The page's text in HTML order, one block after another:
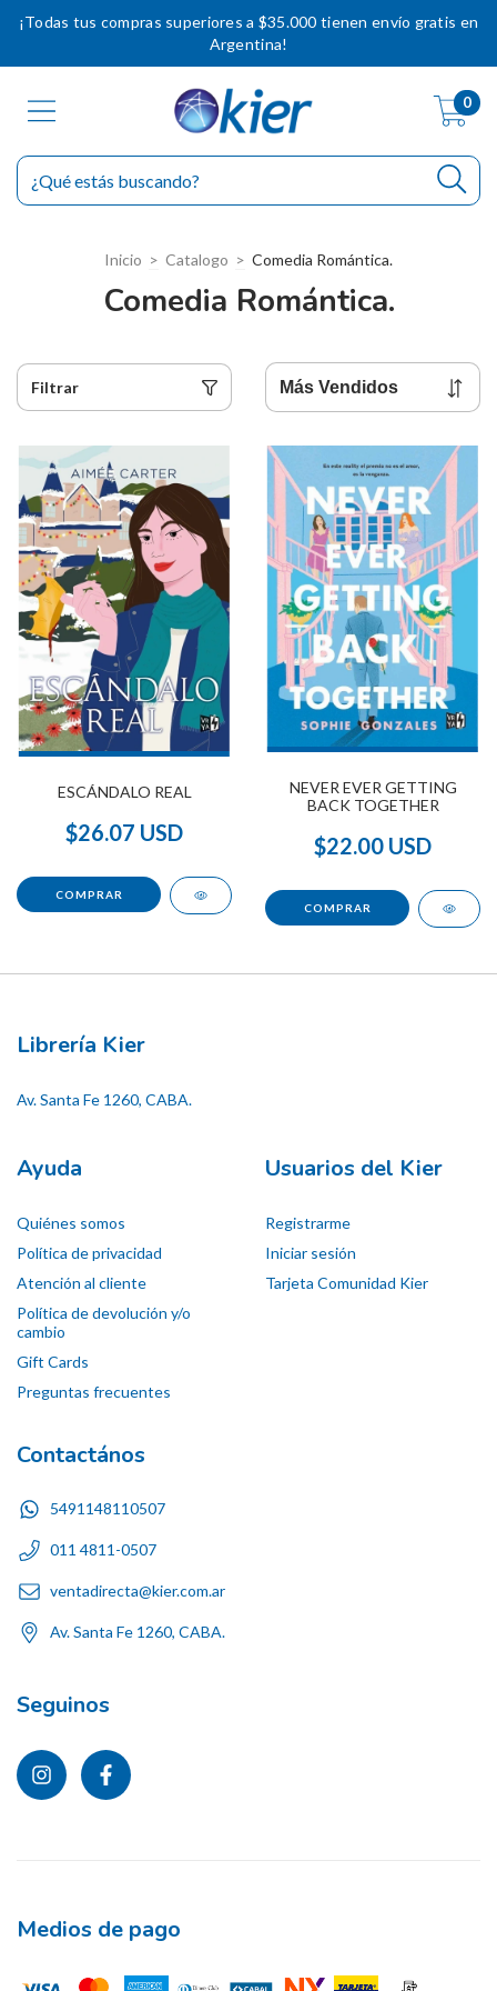
¡Todas tus compras superiores a $35.000 tienen envío gratis en
Argentina!
0
Inicio > Catalogo > Comedia Romántica.
Comedia Romántica.
Filtrar
ESCÁNDALO REAL
$26.07 USD
NEVER EVER GETTING
BACK TOGETHER
$22.00 USD
Librería Kier
Av. Santa Fe 1260, CABA.
Ayuda
Quiénes somos
Política de privacidad
Atención al cliente
Política de devolución y/o
cambio
Gift Cards
Preguntas frecuentes
Usuarios del Kier
Registrarme
Iniciar sesión
Tarjeta Comunidad Kier
Contactános
5491148110507
011 4811-0507
ventadirecta@kier.com.ar
Av. Santa Fe 1260, CABA.
Seguinos
Medios de pago